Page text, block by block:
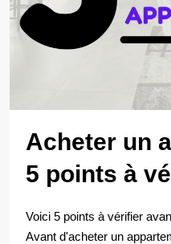
Acheter un
5 points à
Voici 5 points à vérifier
Avant d'acheter un